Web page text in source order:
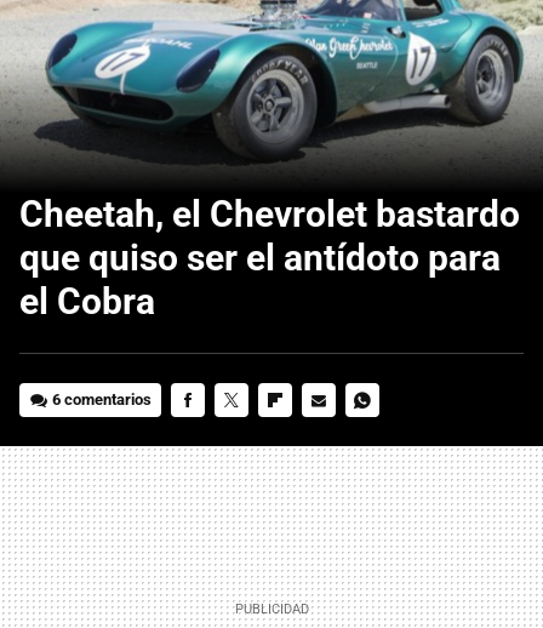
Cheetah, el Chevrolet bastardo
que quiso ser el antídoto para
el Cobra
6 comentarios
MAIL